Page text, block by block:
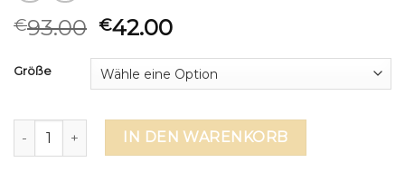
€93.00 €42.00
Größe
parka damen winter MengeIN DEN WARENKORB